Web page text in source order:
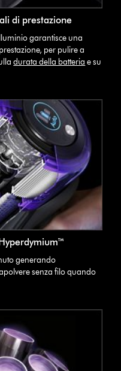
di prestazione
garantisce una
per pulire a
durata della batteria e su
generando
senza filo quando